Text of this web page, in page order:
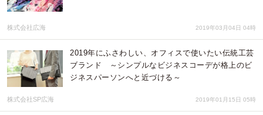
株式会社広海 2019年03月04日 04時
2019年にふさわしい、オフィスで使いたい伝統工芸
ブランド ～シンプルなビジネスコーデが格上のビ
ジネスパーソンへと近づける～
株式会社SP広海 2019年01月15日 05時